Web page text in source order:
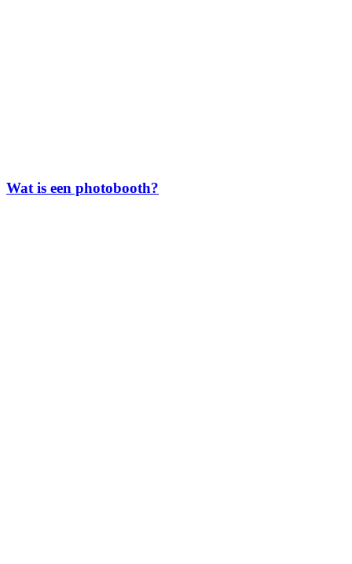
Wat is een photobooth?